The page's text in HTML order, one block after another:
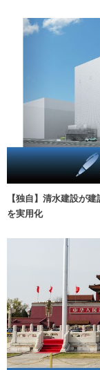
【独自】清水建設が
を実用化